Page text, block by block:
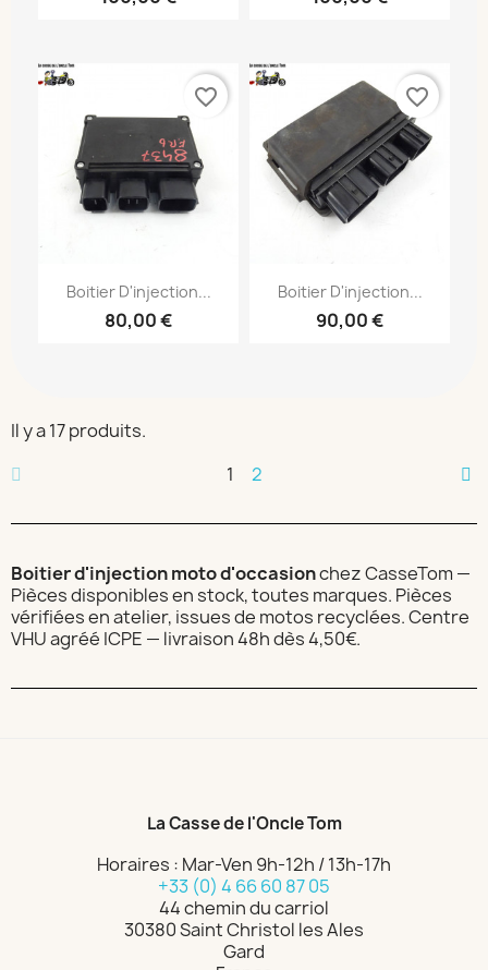
Boitier D'injection...
80,00 €
favorite_border
Boitier D'injection...
90,00 €
favorite_border
Il y a 17 produits.
1
2
Boitier d'injection moto d'occasionchez CasseTom —
Pièces disponibles en stock, toutes marques. Pièces
vérifiées en atelier, issues de motos recyclées. Centre
VHU agréé ICPE — livraison 48h dès 4,50€.
La Casse de l'Oncle Tom
Horaires : Mar-Ven 9h-12h / 13h-17h
+33 (0) 4 66 60 87 05
44 chemin du carriol
30380 Saint Christol les Ales
Gard